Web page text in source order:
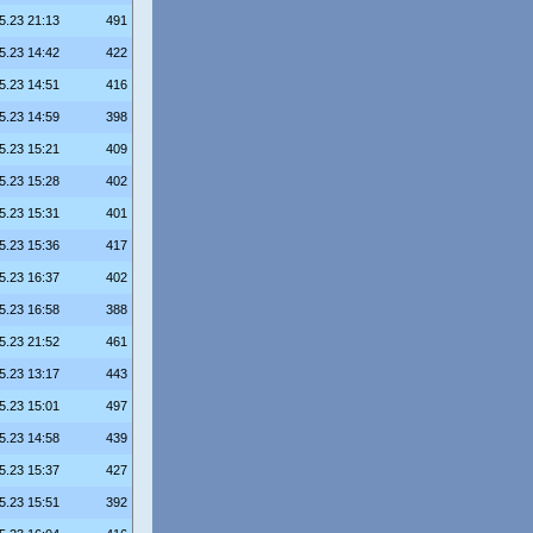
21:13 491
14:42 422
14:51 416
14:59 398
15:21 409
15:28 402
15:31 401
15:36 417
16:37 402
16:58 388
21:52 461
13:17 443
15:01 497
14:58 439
15:37 427
15:51 392